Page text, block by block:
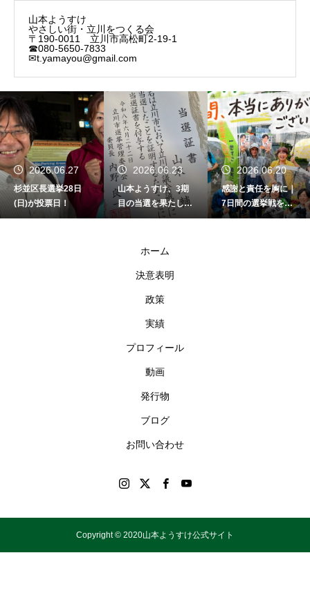
山本ようすけ
やさしい街・立川をつくる会
〒190-0011 立川市高松町2-19-1
☎080-5650-7833
✉t.yamayou@gmail.com
2026.06.23
山本ようすけ、3期
目の当選を果たしま
した
2026.06.20
感謝と責任を胸に｜
7日間の選挙戦を終
えて
2026.06.20
選挙戦最終日。雨で
もやります。
ホーム
決意表明
政策
実績
プロフィール
動画
発行物
ブログ
お問い合わせ
Copyright © 2020山本ようすけ公式サイト